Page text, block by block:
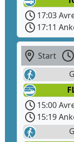
17:03
17:11
Start
15:00
15:19